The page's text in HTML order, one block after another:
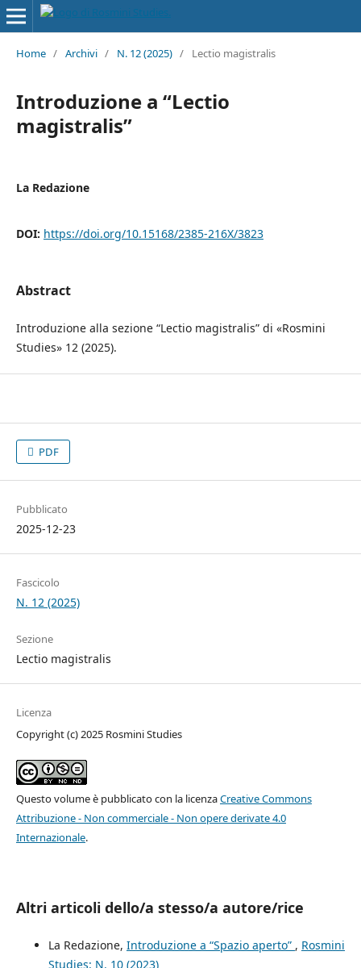
Home / Archivi / N. 12 (2025) / Lectio magistralis
Introduzione a “Lectio
magistralis”
La Redazione
DOI: https://doi.org/10.15168/2385-216X/3823
Abstract
Introduzione alla sezione “Lectio magistralis” di «Rosmini
Studies» 12 (2025).
PDF
Pubblicato
2025-12-23
Fascicolo
N. 12 (2025)
Sezione
Lectio magistralis
Licenza
Copyright (c) 2025 Rosmini Studies
Questo volume è pubblicato con la licenzaCreative Commons
Attribuzione - Non commerciale - Non opere derivate 4.0
Internazionale.
Altri articoli dello/a stesso/a autore/rice
La Redazione, Introduzione a “Spazio aperto” , Rosmini
Studies: N. 10 (2023)